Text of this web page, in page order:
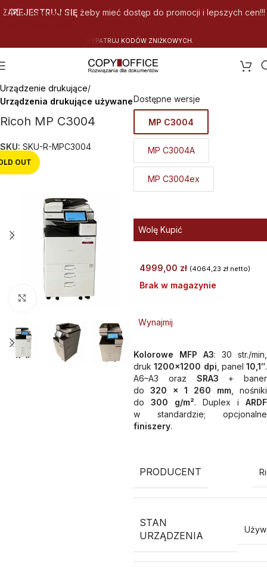
Skip to navigation
ZAREJESTRUJ SIĘżeby mieć dostęp do promocji i lepszych cen!!!
KOWYCH
Urządzenie drukujące
Urządzenia drukujące używane
Ricoh MP C3004
SKU: SKU-R-MPC3004
OUT
Kliknij aby powiększyć
Dostępne wersje
MP C3004
MP C3004A
MP C3004ex
Wolę Kupić
Wynajmij
4999,00 zł (4064,23 zł netto)
Brak w magazynie
Kolorowe MFP A3: 30 str./min,
druk1200×1200 dpi , panel 10,1″.
A6–A3 oraz SRA3 + baner
do 320 × 1 260 mm , nośniki
do 300 g/m². Duplex i ARDF
w standardzie; opcjonalne
finiszery.
PRODUCENT
STAN
URZĄDZENIA